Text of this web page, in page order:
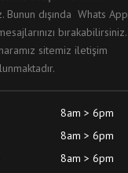
Bunun dışında Whats App
bırakabilirsiniz.
sitemiz iletişim
8am > 6pm
8am > 6pm
8am > 6pm